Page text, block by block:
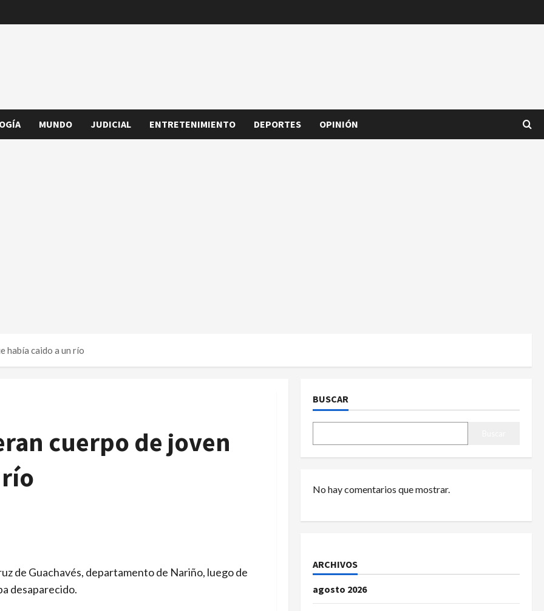
MUNDO JUDICIAL ENTRETENIMIENTO DEPORTES OPINIÓN
había caido a un río
cuerpo de joven
de Guachavés, departamento de Nariño, luego de
desaparecido.
BUSCAR
No hay comentarios que mostrar.
ARCHIVOS
agosto 2026